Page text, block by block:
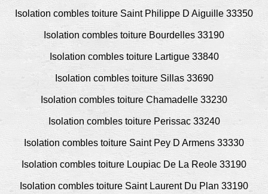
Isolation combles toiture Saint Philippe D Aiguille 33350
Isolation combles toiture Bourdelles 33190
Isolation combles toiture Lartigue 33840
Isolation combles toiture Sillas 33690
Isolation combles toiture Chamadelle 33230
Isolation combles toiture Perissac 33240
Isolation combles toiture Saint Pey D Armens 33330
Isolation combles toiture Loupiac De La Reole 33190
Isolation combles toiture Saint Laurent Du Plan 33190